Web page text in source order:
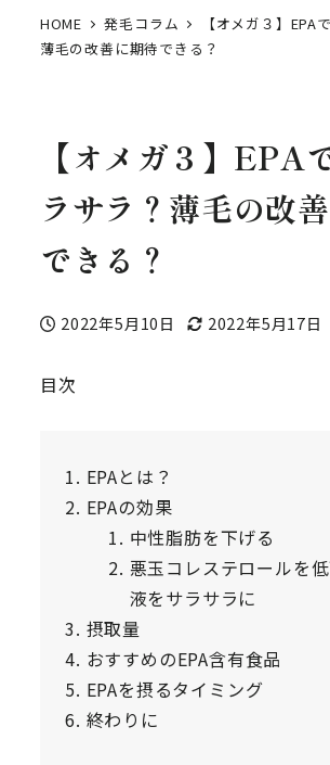
HOME 発毛コラム
【オメガ３】EPA
薄毛の改善に期待できる？
【オメガ３】EPA
ラサラ？薄毛の改
できる？
投稿日
2022年5月10日
更新日
2022年5月17日
目次
EPAとは？
EPAの効果
中性脂肪を下げる
悪玉コレステロールを
液をサラサラに
摂取量
おすすめのEPA含有食品
EPAを摂るタイミング
終わりに